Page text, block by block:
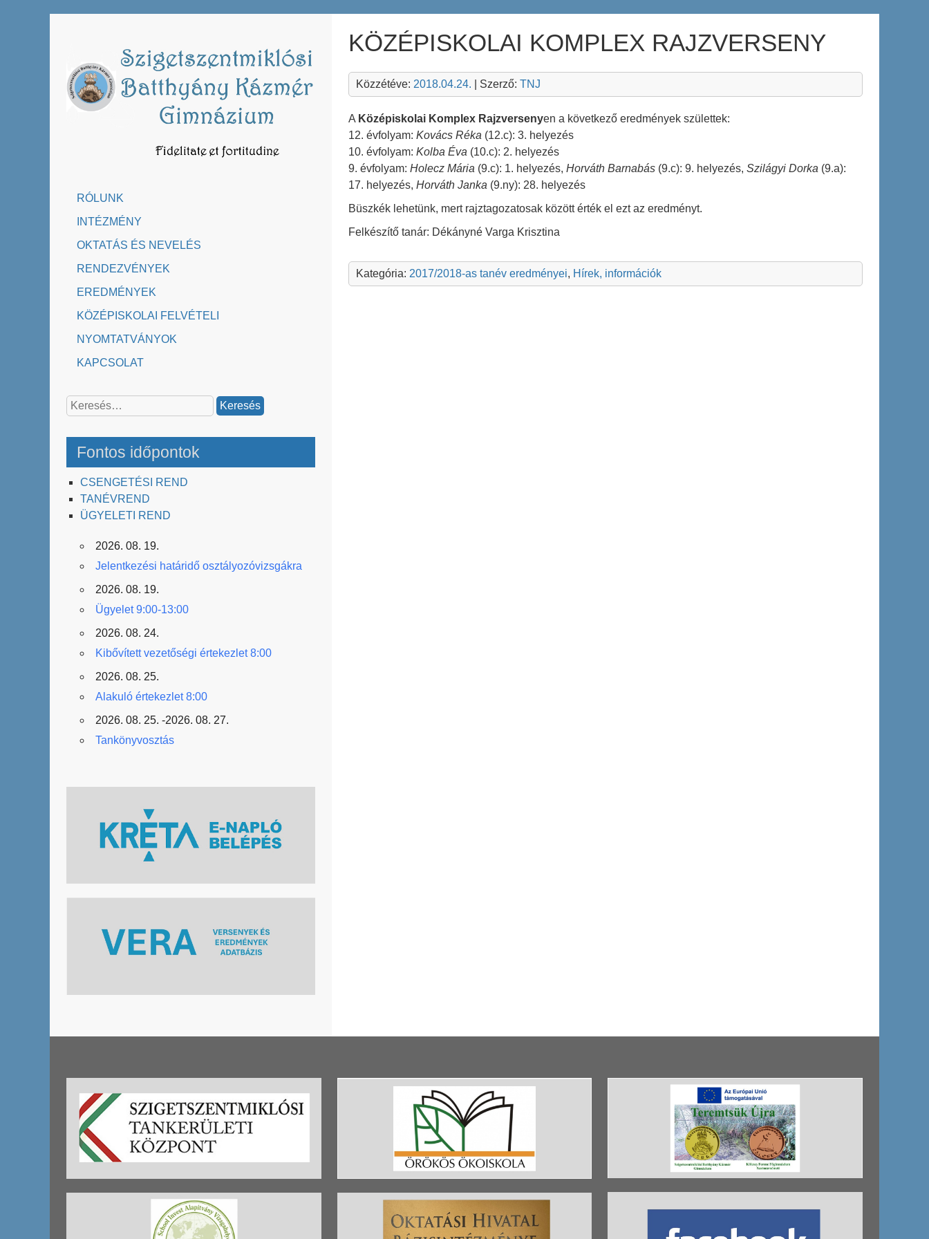
RÓLUNK
INTÉZMÉNY
OKTATÁS ÉS NEVELÉS
RENDEZVÉNYEK
EREDMÉNYEK
KÖZÉPISKOLAI FELVÉTELI
NYOMTATVÁNYOK
KAPCSOLAT
Keresés:
Fontos időpontok
CSENGETÉSI REND
TANÉVREND
ÜGYELETI REND
2026. 08. 19.
Jelentkezési határidő osztályozóvizsgákra
2026. 08. 19.
Ügyelet 9:00-13:00
2026. 08. 24.
Kibővített vezetőségi értekezlet 8:00
2026. 08. 25.
Alakuló értekezlet 8:00
2026. 08. 25. -2026. 08. 27.
Tankönyvosztás
KÖZÉPISKOLAI KOMPLEX RAJZVERSENY
Közzétéve: 2018.04.24. | Szerző: TNJ
A Középiskolai Komplex Rajzversenyen a következő eredmények születtek:
12. évfolyam: Kovács Réka (12.c): 3. helyezés
10. évfolyam: Kolba Éva (10.c): 2. helyezés
9. évfolyam: Holecz Mária (9.c): 1. helyezés, Horváth Barnabás (9.c): 9. helyezés, Szilágyi Dorka (9.a):
17. helyezés, Horváth Janka (9.ny): 28. helyezés
Büszkék lehetünk, mert rajztagozatosak között érték el ezt az eredményt.
Felkészítő tanár: Dékányné Varga Krisztina
Kategória: 2017/2018-as tanév eredményei, Hírek, információk